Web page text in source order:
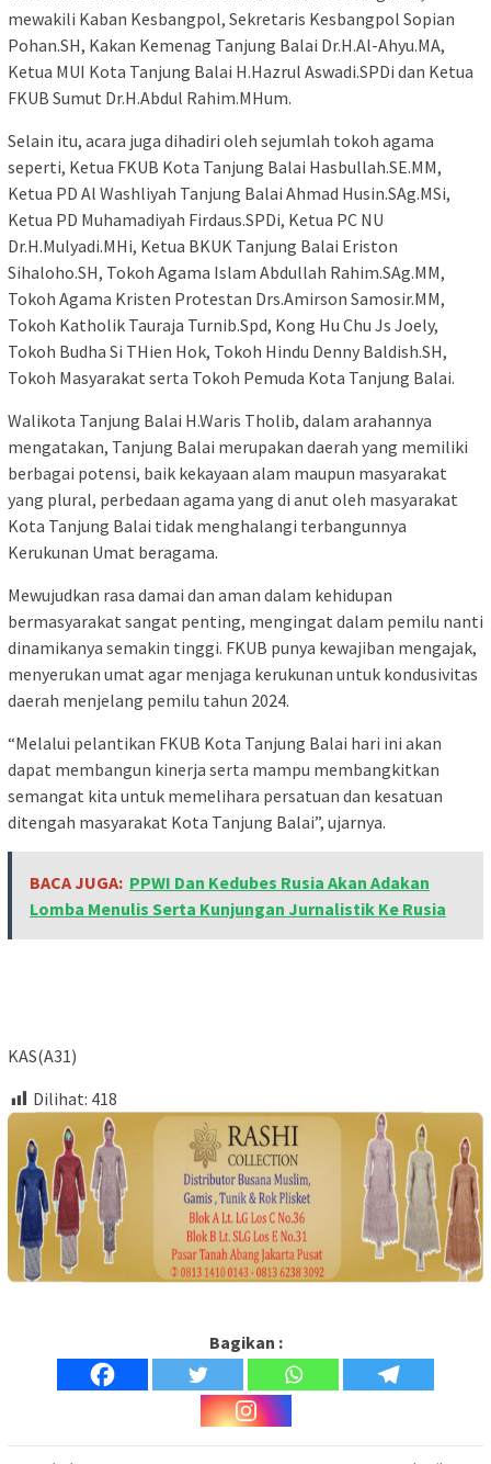
mewakili Kaban Kesbangpol, Sekretaris Kesbangpol Sopian
Pohan.SH, Kakan Kemenag Tanjung Balai Dr.H.Al-Ahyu.MA,
Ketua MUI Kota Tanjung Balai H.Hazrul Aswadi.SPDi dan Ketua
FKUB Sumut Dr.H.Abdul Rahim.MHum.
Selain itu, acara juga dihadiri oleh sejumlah tokoh agama
seperti, Ketua FKUB Kota Tanjung Balai Hasbullah.SE.MM,
Ketua PD Al Washliyah Tanjung Balai Ahmad Husin.SAg.MSi,
Ketua PD Muhamadiyah Firdaus.SPDi, Ketua PC NU
Dr.H.Mulyadi.MHi, Ketua BKUK Tanjung Balai Eriston
Sihaloho.SH, Tokoh Agama Islam Abdullah Rahim.SAg.MM,
Tokoh Agama Kristen Protestan Drs.Amirson Samosir.MM,
Tokoh Katholik Tauraja Turnib.Spd, Kong Hu Chu Js Joely,
Tokoh Budha Si THien Hok, Tokoh Hindu Denny Baldish.SH,
Tokoh Masyarakat serta Tokoh Pemuda Kota Tanjung Balai.
Walikota Tanjung Balai H.Waris Tholib, dalam arahannya
mengatakan, Tanjung Balai merupakan daerah yang memiliki
berbagai potensi, baik kekayaan alam maupun masyarakat
yang plural, perbedaan agama yang di anut oleh masyarakat
Kota Tanjung Balai tidak menghalangi terbangunnya
Kerukunan Umat beragama.
Mewujudkan rasa damai dan aman dalam kehidupan
bermasyarakat sangat penting, mengingat dalam pemilu nanti
dinamikanya semakin tinggi. FKUB punya kewajiban mengajak,
menyerukan umat agar menjaga kerukunan untuk kondusivitas
daerah menjelang pemilu tahun 2024.
“Melalui pelantikan FKUB Kota Tanjung Balai hari ini akan
dapat membangun kinerja serta mampu membangkitkan
semangat kita untuk memelihara persatuan dan kesatuan
ditengah masyarakat Kota Tanjung Balai”, ujarnya.
BACA JUGA: PPWI Dan Kedubes Rusia Akan Adakan
Lomba Menulis Serta Kunjungan Jurnalistik Ke Rusia
KAS(A31)
Dilihat: 418
Bagikan :